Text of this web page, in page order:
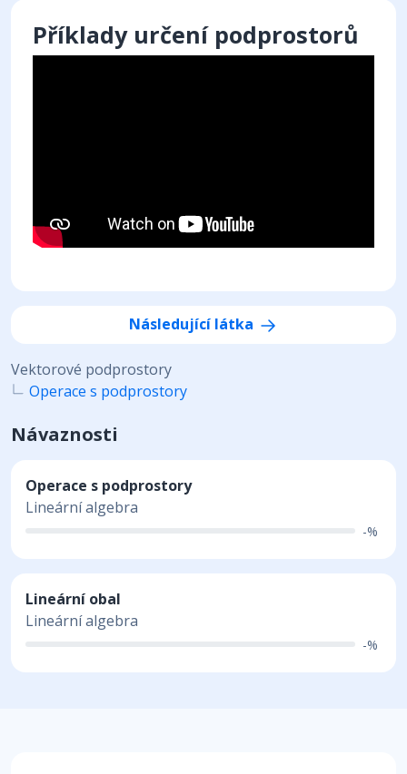
Příklady určení podprostorů
Následující látka
Vektorové podprostory
Operace s podprostory
Návaznosti
Operace s podprostory
Lineární algebra
-%
Lineární obal
Lineární algebra
-%